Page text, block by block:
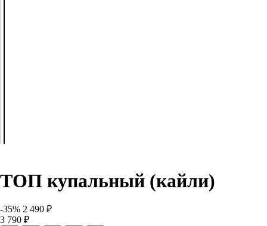
ТОП купальный (кайли)
-35% 2 490 ₽
3 790 ₽